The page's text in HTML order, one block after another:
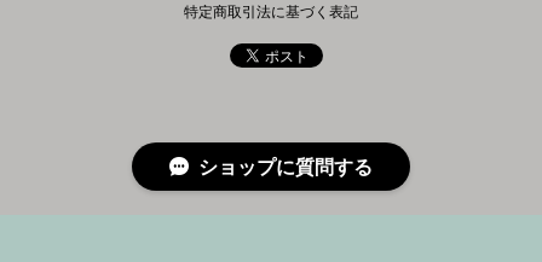
特定商取引法に基づく表記
ショップに質問する